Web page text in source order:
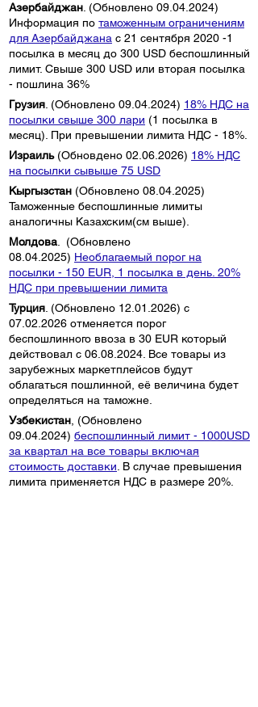
Азербайджан . (Обновлено 09.04.2024)
Информация по таможенным ограничениям
для Азербайджана с 21 сентября 2020 -1
посылка в месяц до 300 USD беспошлинный
лимит. Свыше 300 USD или вторая посылка
- пошлина 36%
Грузия . (Обновлено 09.04.2024) 18% НДС на
посылки свыше 300 лари (1 посылка в
месяц). При превышении лимита НДС - 18%.
Израиль(Обновдено 02.06.2026) 18% НДС
на посылки сывыше 75 USD
Кыргызстан (Обновлено 08.04.2025)
Таможенные беспошлинные лимиты
аналогичны Казахским(см выше).
Молдова . (Обновлено
08.04.2025) Необлагаемый порог на
посылки - 150 EUR, 1 посылка в день. 20%
НДС при превышении лимита
Турция . (Обновлено 12.01.2026) с
07.02.2026 отменяется порог
беспошлинного ввоза в 30 EUR который
действовал с 06.08.2024 . Все товары из
зарубежных маркетплейсов будут
облагаться пошлинной, её величина будет
определяться на таможне.
Узбекистан , (Обновлено
09.04.2024) беспошлинный лимит - 1000USD
за квартал на все товары включая
стоимость доставки . В случае превышения
лимита применяется НДС в размере 20%.